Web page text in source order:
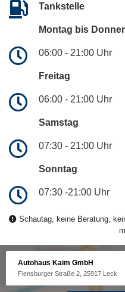
Tankstelle
Montag bis
06:00 - 21:00 Uhr
Freitag
06:00 - 21:00 Uhr
Samstag
07:30 - 21:00 Uhr
Sonntag
07:30 -21:00 Uhr
Schautag, keine Beratung,
Autohaus Kaim GmbH
Flensburger Straße 2, 25917 Leck